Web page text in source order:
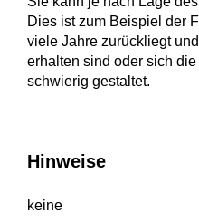
Dies ist zum Beispiel der
viele Jahre zurückliegt
erhalten sind oder sich
schwierig gestaltet.
Hinweise
keine